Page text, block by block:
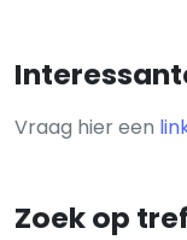
Vraag hier een
Zoek op